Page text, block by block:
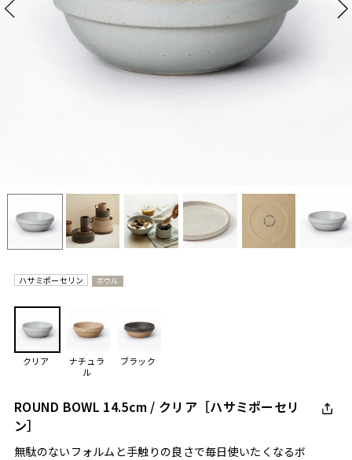
ハサミポーセリン ボウル
クリア
ナチュラ
ル
ブラック
ROUND BOWL 14.5cm / クリア［ハサミポーセリ
ン］
無駄のないフォルムと手触りの良さで毎日使いたくなるボ